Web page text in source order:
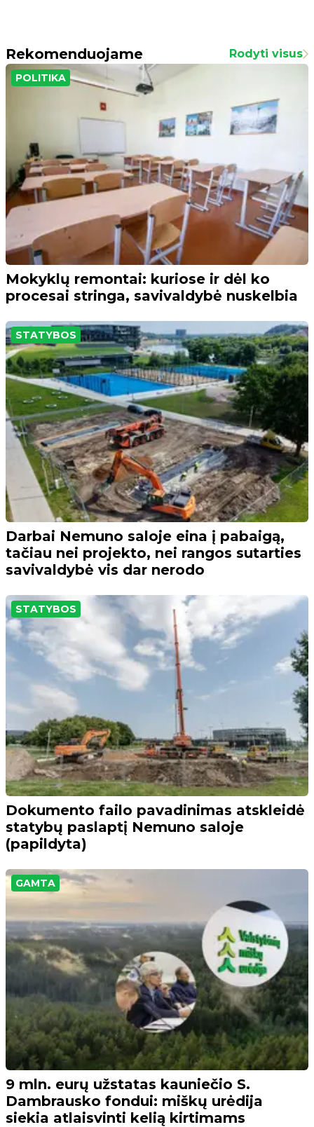
Rekomenduojame Rodyti visus
POLITIKA
Mokyklų remontai: kuriose ir dėl ko
procesai stringa, savivaldybė nuskelbia
STATYBOS
Darbai Nemuno saloje eina į pabaigą,
tačiau nei projekto, nei rangos sutarties
savivaldybė vis dar nerodo
STATYBOS
Dokumento failo pavadinimas atskleidė
statybų paslaptį Nemuno saloje
(papildyta)
GAMTA
9 mln. eurų užstatas kauniečio S.
Dambrausko fondui: miškų urėdija
siekia atlaisvinti kelią kirtimams